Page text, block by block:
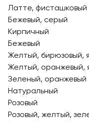
Латте, фисташковый
Бежевый, серый
Кирпичный
Бежевый
Желтый, бирюзовый,
Желтый, оранжевый,
Зеленый, оранжевый
Натуральный
Розовый
Розовый, желтый,